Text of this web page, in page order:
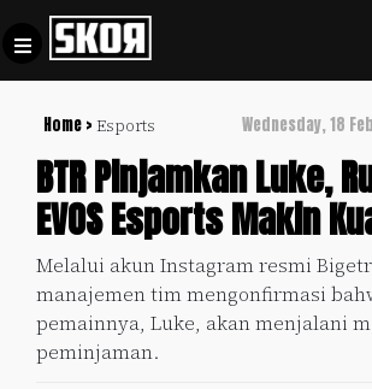
Home > Esports Wednesday, 18
BTR Pinjamkan Luke,
EVOS Esports Makin
Melalui akun Instagram resmi
manajemen tim mengonfirmasi
pemainnya, Luke, akan menjalani
peminjaman.
Football +
Culture +
Sports
Update
+
Policy
Pedoman
Media
Siber
Disclaimer